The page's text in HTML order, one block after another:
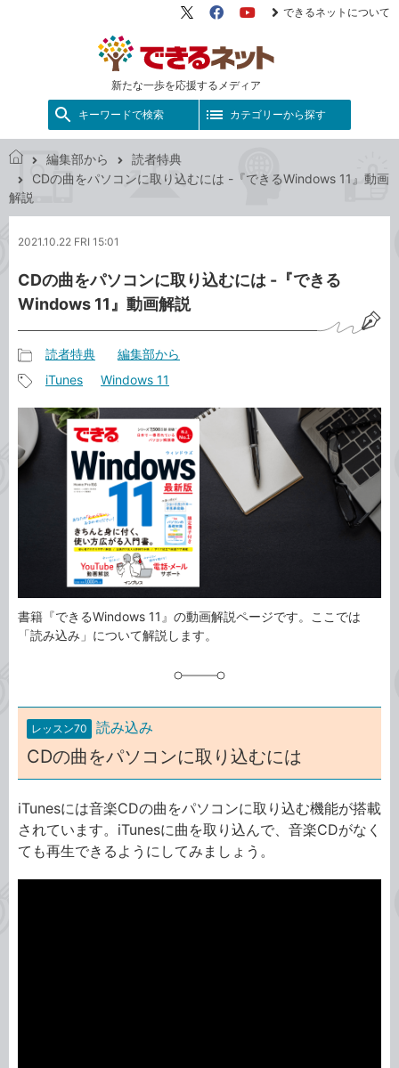
新たな一歩を応援するメディア
X（旧
FacebookYouTube
できるネットについて
キーワードで検索 カテゴリーから探す
で
き
ッ
編集部から
読者特典
CDの曲をパソコンに取り込むには -『できるWindows 11』動画
解説
2021.10.22 FRI 15:01
CDの曲をパソコンに取り込むには -『できる
Windows 11』動画解説
事
カ
テ
ゴ
読者特典 編集部から
事
タ
グ
iTunes Windows 11
書籍『できるWindows 11』の動画解説ページです。ここでは
「読み込み」について解説します。
レッスン70 読み込み
CDの曲をパソコンに取り込むには
iTunesには音楽CDの曲をパソコンに取り込む機能が搭載
されています。iTunesに曲を取り込んで、音楽CDがなく
ても再生できるようにしてみましょう。